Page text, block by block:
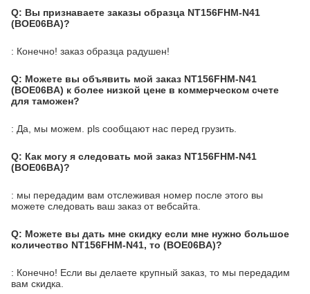
Q: Вы признаваете заказы образца NT156FHM-N41
(BOE06BA)?
: Конечно! заказ образца радушен!
Q: Можете вы объявить мой заказ NT156FHM-N41
(BOE06BA) к более низкой цене в коммерческом счете
для таможен?
: Да, мы можем. pls сообщают нас перед грузить.
Q: Как могу я следовать мой заказ NT156FHM-N41
(BOE06BA)?
: мы передадим вам отслеживая номер после этого вы
можете следовать ваш заказ от вебсайта.
Q: Можете вы дать мне скидку если мне нужно большое
количество NT156FHM-N41, то (BOE06BA)?
: Конечно! Если вы делаете крупный заказ, то мы передадим
вам скидка.